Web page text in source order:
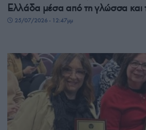
Ελλάδα μέσα από τη γλώσσα και
25/07/2026 - 12:47μμ